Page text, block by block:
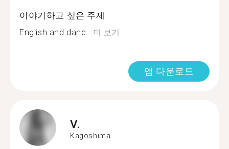
이야기하고 싶은 주제
English and danc...더 보기
앱 다운로드
V.
Kagoshima